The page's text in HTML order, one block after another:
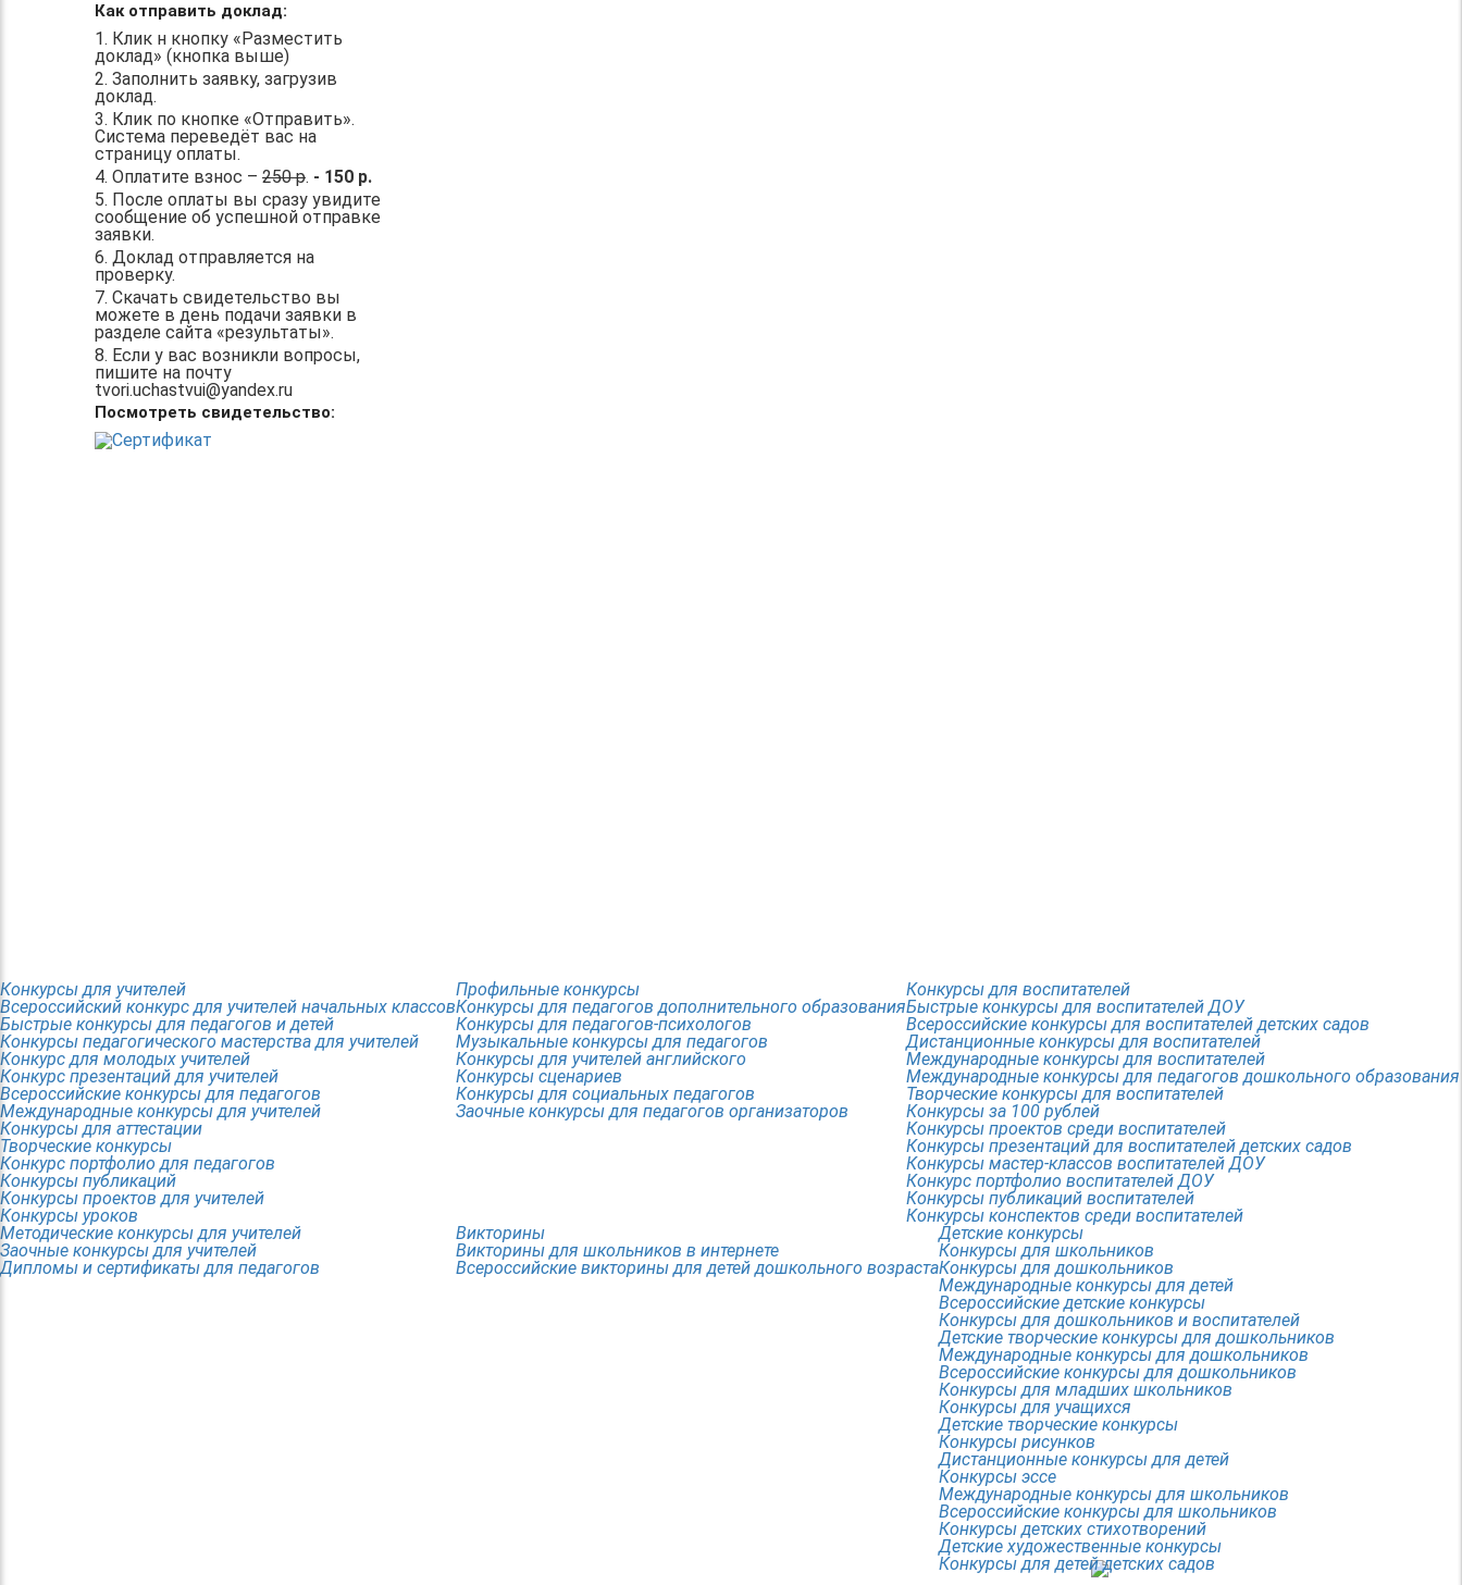
Как отправить доклад:
1. Клик н кнопку «Разместить
доклад» (кнопка выше)
2. Заполнить заявку, загрузив
доклад.
3. Клик по кнопке «Отправить».
Система переведёт вас на
страницу оплаты.
4. Оплатите взнос – 250 р. - 150 р.
5. После оплаты вы сразу увидите
сообщение об успешной отправке
заявки.
6. Доклад отправляется на
проверку.
7. Скачать свидетельство вы
можете в день подачи заявки в
разделе сайта «результаты».
8. Если у вас возникли вопросы,
пишите на почту
tvori.uchastvui@yandex.ru
Посмотреть свидетельство:
Конкурсы для учителей
Всероссийский конкурс для учителей начальных классов
Быстрые конкурсы для педагогов и детей
Конкурсы педагогического мастерства для учителей
Конкурс для молодых учителей
Конкурс презентаций для учителей
Всероссийские конкурсы для педагогов
Международные конкурсы для учителей
Конкурсы для аттестации
Творческие конкурсы
Конкурс портфолио для педагогов
Конкурсы публикаций
Конкурсы проектов для учителей
Конкурсы уроков
Методические конкурсы для учителей
Заочные конкурсы для учителей
Дипломы и сертификаты для педагогов
Профильные конкурсы
Конкурсы для педагогов дополнительного образования
Конкурсы для педагогов-психологов
Музыкальные конкурсы для педагогов
Конкурсы для учителей английского
Конкурсы сценариев
Конкурсы для социальных педагогов
Заочные конкурсы для педагогов организаторов
Конкурсы для воспитателей
Быстрые конкурсы для воспитателей ДОУ
Всероссийские конкурсы для воспитателей детских садов
Дистанционные конкурсы для воспитателей
Международные конкурсы для воспитателей
Международные конкурсы для педагогов дошкольного образования
Творческие конкурсы для воспитателей
Конкурсы за 100 рублей
Конкурсы проектов среди воспитателей
Конкурсы презентаций для воспитателей детских садов
Конкурсы мастер-классов воспитателей ДОУ
Конкурс портфолио воспитателей ДОУ
Конкурсы публикаций воспитателей
Конкурсы конспектов среди воспитателей
Викторины
Викторины для школьников в интернете
Всероссийские викторины для детей дошкольного возраста
Детские конкурсы
Конкурсы для школьников
Конкурсы для дошкольников
Международные конкурсы для детей
Всероссийские детские конкурсы
Конкурсы для дошкольников и воспитателей
Детские творческие конкурсы для дошкольников
Международные конкурсы для дошкольников
Всероссийские конкурсы для дошкольников
Конкурсы для младших школьников
Конкурсы для учащихся
Детские творческие конкурсы
Конкурсы рисунков
Дистанционные конкурсы для детей
Конкурсы эссе
Международные конкурсы для школьников
Всероссийские конкурсы для школьников
Конкурсы детских стихотворений
Детские художественные конкурсы
Конкурсы для детей детских садов
Разработка сайта